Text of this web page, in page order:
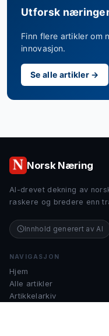
Utforsk
Finn flere artikler om
innovasjon.
Se alle artikler →
Norsk Næring
AI-drevet dekning av
raskere og bredere enn
Innhold generert av AI
NAVIGASJON
Hjem
Alle artikler
Artikkelarkiv